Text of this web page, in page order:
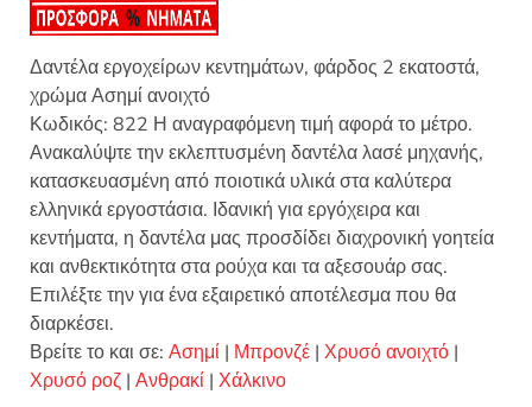
Δαντέλα εργοχείρων κεντημάτων, φάρδος 2 εκατοστά,
χρώμα Ασημί ανοιχτό
Κωδικός: 822 Η αναγραφόμενη τιμή αφορά το μέτρο.
Ανακαλύψτε την εκλεπτυσμένη δαντέλα λασέ μηχανής,
κατασκευασμένη από ποιοτικά υλικά στα καλύτερα
ελληνικά εργοστάσια. Ιδανική για εργόχειρα και
κεντήματα, η δαντέλα μας προσδίδει διαχρονική γοητεία
και ανθεκτικότητα στα ρούχα και τα αξεσουάρ σας.
Επιλέξτε την για ένα εξαιρετικό αποτέλεσμα που θα
διαρκέσει.
Βρείτε το και σε: Ασημί | Μπρονζέ | Χρυσό ανοιχτό |
Χρυσό ροζ | Ανθρακί | Χάλκινο